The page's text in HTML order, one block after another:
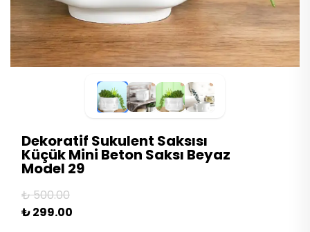
Dekoratif Sukulent Saksısı
Küçük Mini Beton Saksı Beyaz
Model 29
₺ 500.00
₺ 299.00